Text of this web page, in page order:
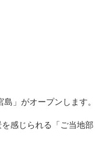
」がオープンします。
感じられる「ご当地部